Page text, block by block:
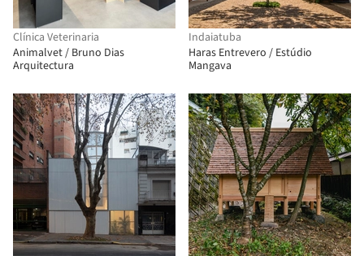
Clínica Veterinaria
Animalvet / Bruno Dias
Arquitectura
Indaiatuba
Haras Entrevero / Estúdio
Mangava